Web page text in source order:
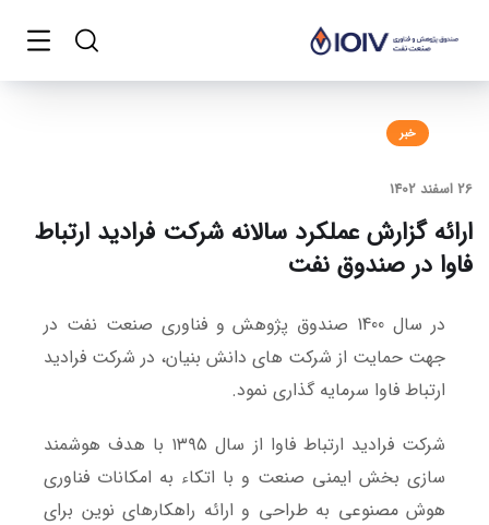
خبر
26 اسفند 1402
ارائه گزارش عملکرد سالانه شرکت فرادید ارتباط
فاوا در صندوق نفت
در سال 1400 صندوق پژوهش و فناوری صنعت نفت در
جهت حمایت از شرکت های دانش بنیان، در شرکت فرادید
ارتباط فاوا سرمایه گذاری نمود.
شرکت فرادید ارتباط فاوا از سال ۱۳۹۵ با هدف هوشمند
سازی بخش ایمنی صنعت و با اتکاء به امکانات فناوری
هوش مصنوعی به طراحی و ارائه راهکارهای نوین برای